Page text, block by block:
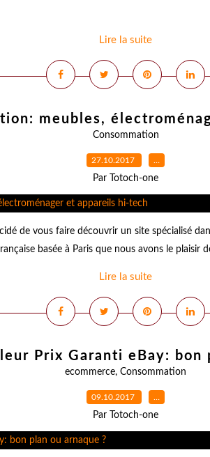
Lire la suite
meubles,
Consommation
27.10.2017 …
Par Totoch-one
de vous faire découvrir un site spécialisé
basée à Paris que nous avons le plaisir
Lire la suite
Prix Garanti eBay: bon
ecommerce, Consommation
09.10.2017 …
Par Totoch-one